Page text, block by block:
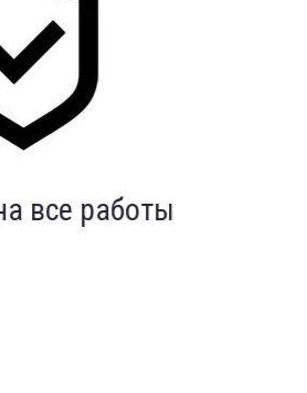
подход